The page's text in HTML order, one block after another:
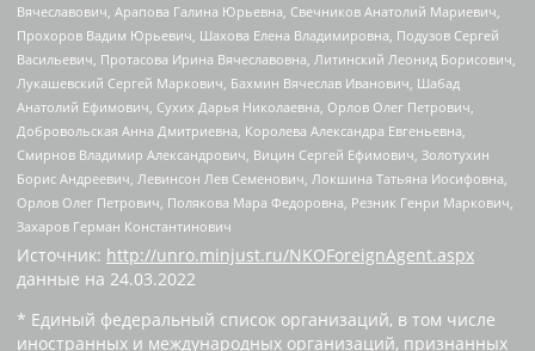
Вячеславович, Арапова Галина Юрьевна, Свечников Анатолий Мариевич,
Прохоров Вадим Юрьевич, Шахова Елена Владимировна, Подузов Сергей
Васильевич, Протасова Ирина Вячеславовна, Литинский Леонид Борисович,
Лукашевский Сергей Маркович, Бахмин Вячеслав Иванович, Шабад
Анатолий Ефимович, Сухих Дарья Николаевна, Орлов Олег Петрович,
Добровольская Анна Дмитриевна, Королева Александра Евгеньевна,
Смирнов Владимир Александрович, Вицин Сергей Ефимович, Золотухин
Борис Андреевич, Левинсон Лев Семенович, Локшина Татьяна Иосифовна,
Орлов Олег Петрович, Полякова Мара Федоровна, Резник Генри Маркович,
Захаров Герман Константинович
Источник: http://unro.minjust.ru/NKOForeignAgent.aspx
данные на 24.03.2022
* Единый федеральный список организаций, в том числе
иностранных и международных организаций, признанных